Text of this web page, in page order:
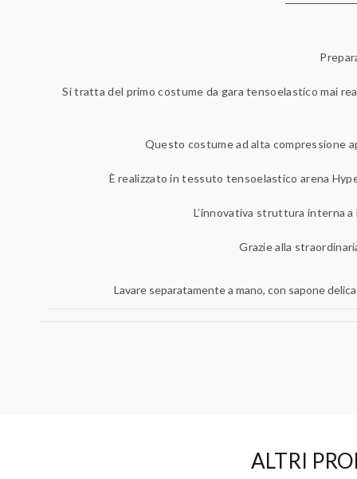
Si tratta del primo costume da gara tensoelastico mai
Questo costume ad alta compressione
È realizzato in tessuto tensoelastico arena
L’innovativa struttura interna
Grazie alla
Lavare separatamente a mano, con sapone
ALTRI